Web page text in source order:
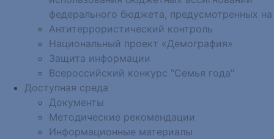
федерального бюджета, предусмотренных на
Антитеррористический контроль
Национальный проект «Демография»
Защита информации
Всероссийский конкурс "Семья года"
Доступная среда
Документы
Методические рекомендации
Информационные материалы